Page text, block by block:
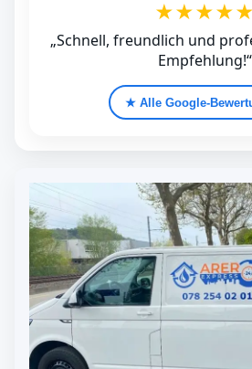
★★★★★
„Schnell, freundlich und
Empfehlung!“
★ Alle